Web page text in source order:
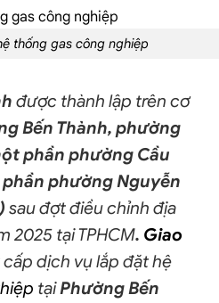
thống gas công nghiệp
được thành lập trên cơ
Bến Thành, phường
phần phường Cầu
phường Nguyễn
sau đợt điều chỉnh địa
2025 tại TPHCM. Giao
dịch vụ lắp đặt hệ
tạiPhường Bến